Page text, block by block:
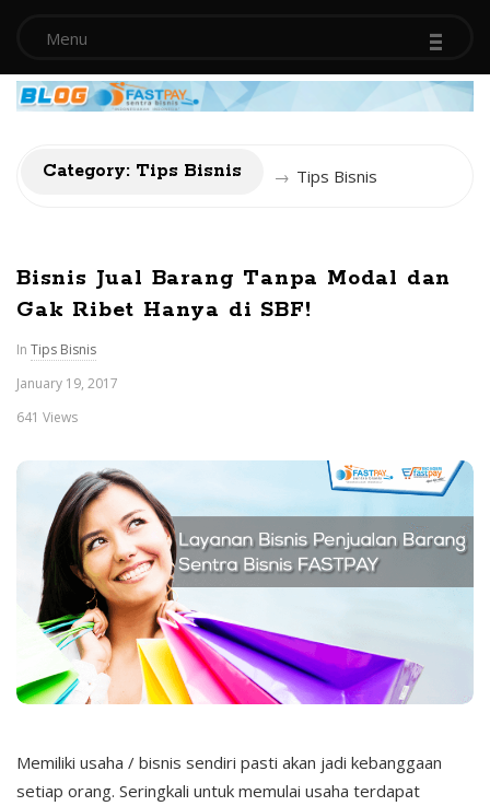
Menu -
-
-
g
n
t
r
a
B
s
Category: Tips Bisnis → Tips Bisnis
Bisnis Jual Barang Tanpa Modal dan
Gak Ribet Hanya di SBF!
In Tips Bisnis
January 19, 2017
641 Views
Memiliki usaha / bisnis sendiri pasti akan jadi kebanggaan
setiap orang. Seringkali untuk memulai usaha terdapat